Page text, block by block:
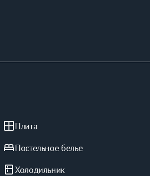
windowПлита
bedПостельное белье
kitchen Холодильник